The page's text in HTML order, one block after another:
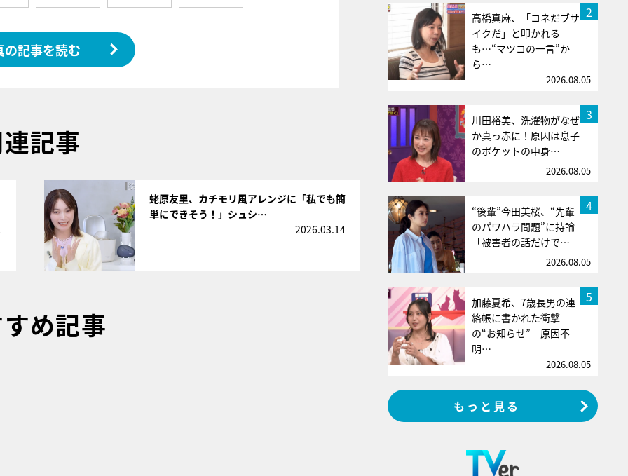
の記事を読む
記事
蛯原友里、カチモリ風アレンジに「私でも簡
単にできそう！」シュシ…
2026.03.14
め記事
2
高橋真麻、「コネだブサ
イクだ」と叩かれる
も…“マツコの一言”か
ら…
2026.08.05
3
川田裕美、洗濯物がなぜ
か真っ赤に！原因は息子
のポケットの中身…
2026.08.05
4
“後輩”今田美桜、“先輩
のパワハラ問題”に持論
「被害者の話だけで…
2026.08.05
5
加藤夏希、7歳長男の連
絡帳に書かれた衝撃
の“お知らせ” 原因不
明…
2026.08.05
もっと見る